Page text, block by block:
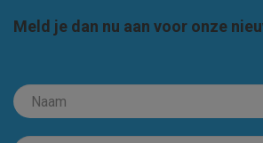
Meld je dan nu aan voor onze